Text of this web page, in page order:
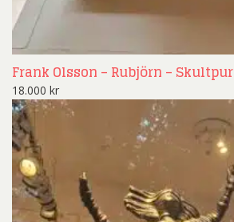
Frank Olsson – Rubjörn – Skultpur
18.000 kr